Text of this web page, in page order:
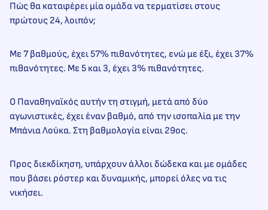
Πώς θα καταφέρει μία ομάδα να τερματίσει στους
πρώτους 24, λοιπόν;
Με 7 βαθμούς, έχει 57% πιθανότητες, ενώ με έξι, έχει 37%
πιθανότητες. Με 5 και 3, έχει 3% πιθανότητες.
Ο Παναθηναϊκός αυτήν τη στιγμή, μετά από δύο
αγωνιστικές, έχει έναν βαθμό, από την ισοπαλία με την
Μπάνια Λούκα. Στη βαθμολογία είναι 29ος.
Προς διεκδίκηση, υπάρχουν άλλοι δώδεκα και με ομάδες
που βάσει ρόστερ και δυναμικής, μπορεί όλες να τις
νικήσει.